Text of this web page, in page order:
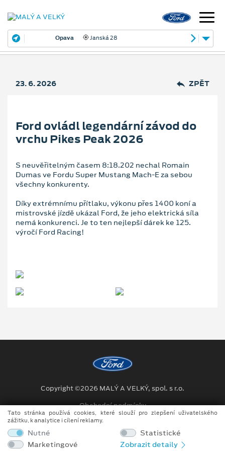
Opava Janská 28
23. 6. 2026 ZPĚT
Ford ovládl legendární závod do
vrchu Pikes Peak 2026
S neuvěřitelným časem 8:18.202 nechal Romain
Dumas ve Fordu Super Mustang Mach-E za sebou
všechny konkurenty.
Díky extrémnímu přítlaku, výkonu přes 1400 koní a
mistrovské jízdě ukázal Ford, že jeho elektrická síla
nemá konkurenci. Je to ten nejlepší dárek ke 125.
výročí Ford Racing!
Copyright ©2026 MALÝ A VELKÝ, spol. s r.o.
Obchodní podmínky
Ochrana osobních údajů
Prohlášení o zpracování údajů konečných zákazníků
Tato stránka používá cookies, které slouží pro zlepšení uživatelského
zážitku, k analytice i cílení reklamy.
Nutné
Statistické
Marketingové
Zobrazit detaily